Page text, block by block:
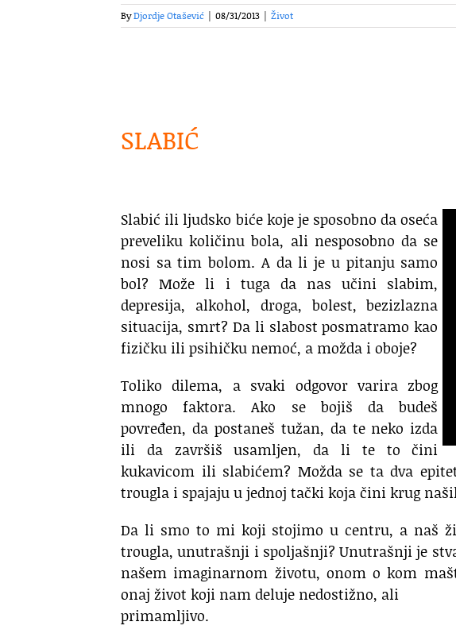
ByDjordje Otašević | 08/31/2013 | Život
SLABIĆ
Slabić ili ljudsko biće koje je sposobno da oseća
preveliku količinu bola, ali nesposobno da se
nosi sa tim bolom. A da li je u pitanju samo
bol? Može li i tuga da nas učini slabim,
depresija, alkohol, droga, bolest, bezizlazna
situacija, smrt? Da li slabost posmatramo kao
fizičku ili psihičku nemoć, a možda i oboje?
Toliko dilema, a svaki odgovor varira zbog
mnogo faktora. Ako se bojiš da budeš
povređen, da postaneš tužan, da te neko izda
ili da završiš usamljen, da li te to čini
kukavicom ili slabićem? Možda se ta dva
trougla i spajaju u jednoj tački koja čini krug
Da li smo to mi koji stojimo u centru, a naš
trougla, unutrašnji i spoljašnji? Unutrašnji je
našem imaginarnom životu, onom o kom
onaj život koji nam deluje nedostižno, ali
primamljivo.